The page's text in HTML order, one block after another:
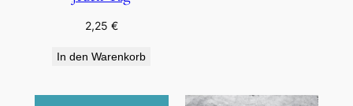
2,25 €
In den Warenkorb